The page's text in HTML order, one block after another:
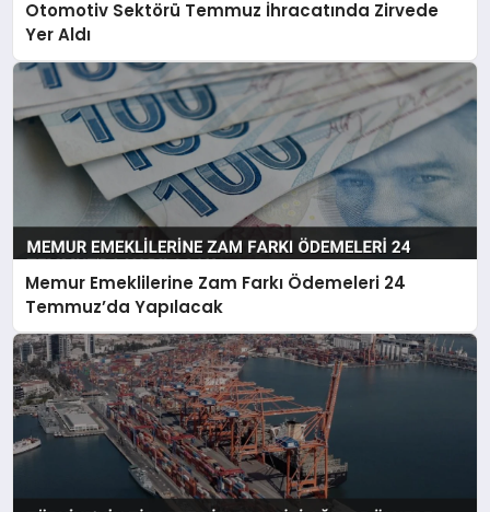
Otomotiv Sektörü Temmuz İhracatında Zirvede
Yer Aldı
Memur Emeklilerine Zam Farkı Ödemeleri 24
Temmuz’da Yapılacak